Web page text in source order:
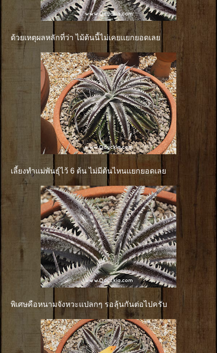
ด้วยเหตุผลหลักที่ว่า ไม้ต้นนี้ไม่เคยเเยกยอดเลย
เลี้ยงทำแม่พันธุ์ไว้ 6 ต้น ไม่มีต้นไหนแยกยอดเลย
พิเศษคือหนามจังหวะเเปลกๆ รอลุ้นกันต่อไปครับ